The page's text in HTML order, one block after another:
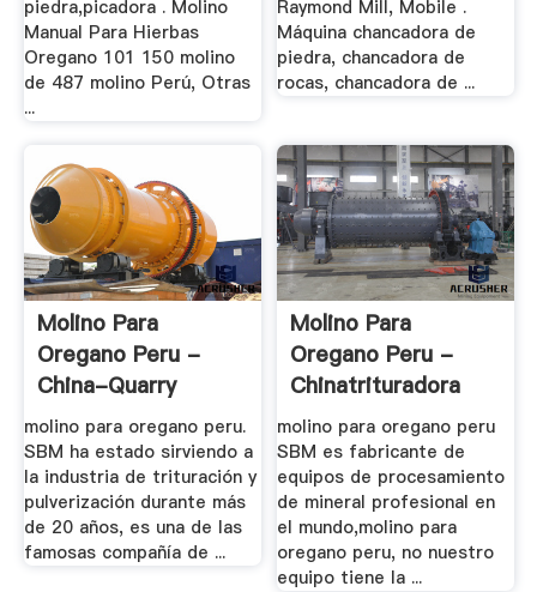
piedra,picadora . Molino
Manual Para Hierbas
Oregano 101 150 molino
de 487 molino Perú, Otras
...
Raymond Mill, Mobile .
Máquina chancadora de
piedra, chancadora de
rocas, chancadora de ...
Molino Para
Oregano Peru -
China-Quarry
molino para oregano peru.
SBM ha estado sirviendo a
la industria de trituración y
pulverización durante más
de 20 años, es una de las
famosas compañía de ...
Molino Para
Oregano Peru -
Chinatrituradora
molino para oregano peru
SBM es fabricante de
equipos de procesamiento
de mineral profesional en
el mundo,molino para
oregano peru, no nuestro
equipo tiene la ...